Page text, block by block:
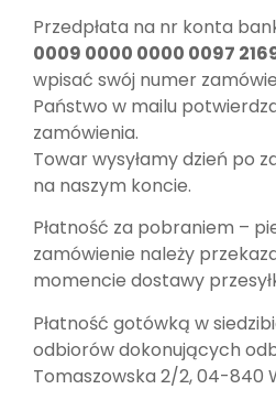
Przedpłata na nr konta
0009 0000 0000 0097
wpisać swój numer
Państwo w mailu
zamówienia.
Towar wysyłamy dzień po
na naszym koncie.
Płatność za pobraniem –
zamówienie należy
momencie dostawy
Płatność gotówką w
odbiorów dokonujących
Tomaszowska 2/2, 04-840